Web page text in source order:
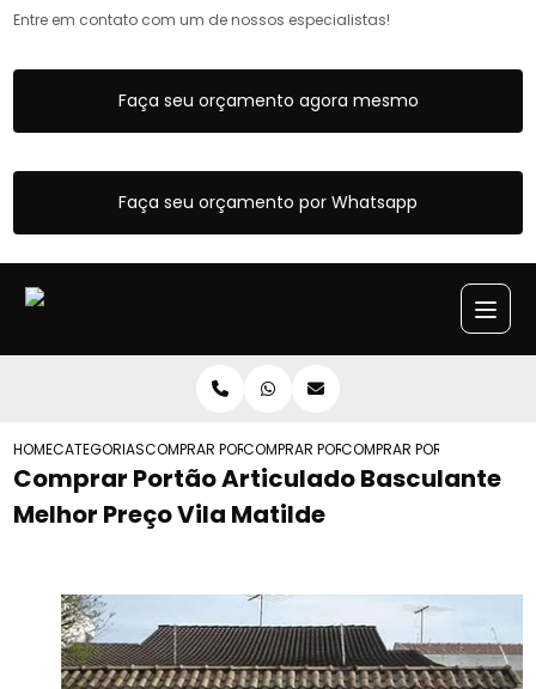
Entre em contato com um de nossos especialistas!
Faça seu orçamento agora mesmo
Faça seu orçamento por Whatsapp
HOMECATEGORIASCOMPRAR PORTOES ARTICULADOS
COMPRAR PORTAO ARTICULADO DE
COMPRAR PORTAO
Comprar Portão Articulado Basculante
Melhor Preço Vila Matilde